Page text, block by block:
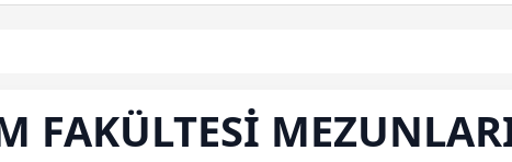
FAKÜLTESİ